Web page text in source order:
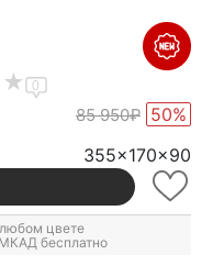
0
85 950₽ 50%
355x170x90
цвете
бесплатно